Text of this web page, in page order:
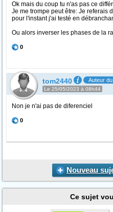
Ok mais du coup tu n'as pas ce
Je me trompe peut être: Je referais
pour l'instant j'ai testé en
Ou alors inverser les phases de la
0
tom2440 Auteur
Le 25/05/2023 à 08h44
Non je n'ai pas de diferenciel
0
Nouveau
Ce sujet